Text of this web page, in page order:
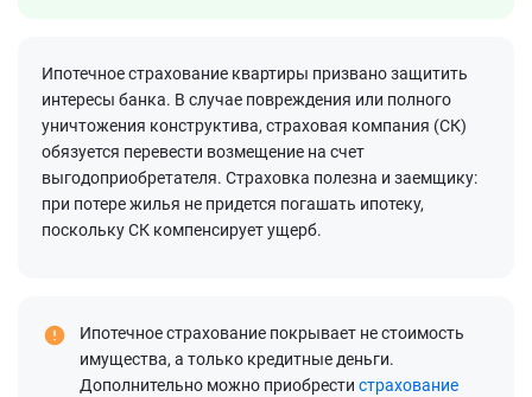
Ипотечное страхование квартиры призвано защитить
интересы банка. В случае повреждения или полного
уничтожения конструктива, страховая компания (СК)
обязуется перевести возмещение на счет
выгодоприобретателя. Страховка полезна и заемщику:
при потере жилья не придется погашать ипотеку,
поскольку СК компенсирует ущерб.
Ипотечное страхование покрывает не стоимость
имущества, а только кредитные деньги.
Дополнительно можно приобрести страхование